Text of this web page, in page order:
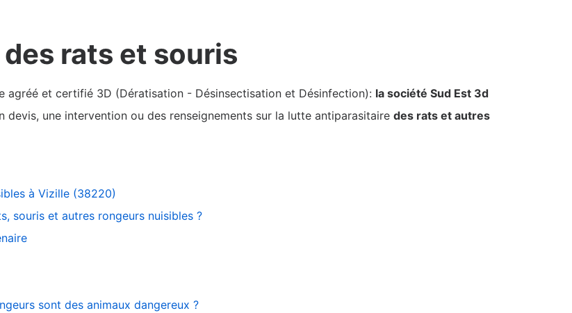
rats et souris
agréé et certifié 3D (Dératisation - Désinsectisation et Désinfection): la société Sud Est 3d
devis, une intervention ou des renseignements sur la lutte antiparasitaire des rats et autres
à Vizille (38220)
souris et autres rongeurs nuisibles ?
sont des animaux dangereux ?